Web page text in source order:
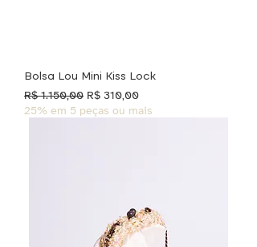
Bolsa Lou Mini Kiss Lock
Preço normal
R$ 1.150,00 Preço promocional
R$ 310,00
25% em 5 peças ou mais